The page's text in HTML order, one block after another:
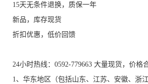
15天无条件退换，质保一年
新品，库存现货
折扣优惠，低价回馈
24小时热线：0592-779663 大量现货，价
1、华东地区（包括山东、江苏、安徽、浙